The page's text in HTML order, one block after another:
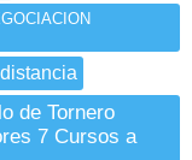
de Tornero
7 Cursos a